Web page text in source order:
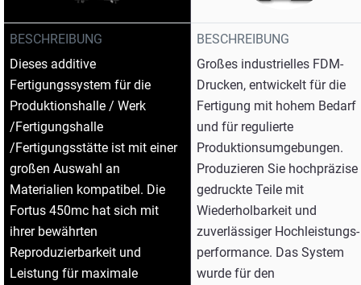
BESCHREIBUNG
Dieses additive
Fertigungssystem für die
Produktionshalle / Werk
/Fertigungshalle
/Fertigungsstätte ist mit einer
großen Auswahl an
Materialien kompatibel. Die
Fortus 450mc hat sich mit
ihrer bewährten
Reproduzierbarkeit und
Leistung für maximale
BESCHREIBUNG
Großes industrielles FDM-
Drucken, entwickelt für die
Fertigung mit hohem Bedarf
und für regulierte
Produktionsumgebungen.
Produzieren Sie hochpräzise
gedruckte Teile mit
Wiederholbarkeit und
zuverlässiger Hochleistungs-
performance. Das System
wurde für den